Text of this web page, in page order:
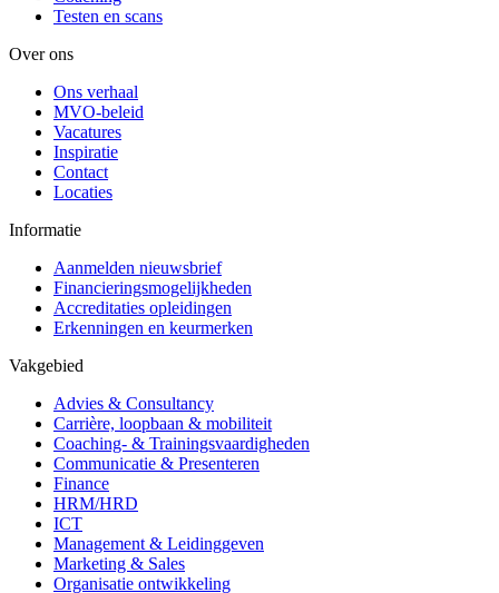
Testen en scans
Over ons
Ons verhaal
MVO-beleid
Vacatures
Inspiratie
Contact
Locaties
Informatie
Aanmelden nieuwsbrief
Financieringsmogelijkheden
Accreditaties opleidingen
Erkenningen en keurmerken
Vakgebied
Advies & Consultancy
Carrière, loopbaan & mobiliteit
Coaching- & Trainingsvaardigheden
Communicatie & Presenteren
Finance
HRM/HRD
ICT
Management & Leidinggeven
Marketing & Sales
Organisatie ontwikkeling